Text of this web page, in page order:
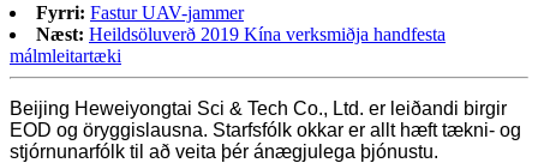
Fyrri: Fastur UAV-jammer
Næst: Heildsöluverð 2019 Kína verksmiðja handfesta
málmleitartæki
Beijing Heweiyongtai Sci & Tech Co., Ltd. er leiðandi birgir
EOD og öryggislausna. Starfsfólk okkar er allt hæft tækni- og
stjórnunarfólk til að veita þér ánægjulega þjónustu.